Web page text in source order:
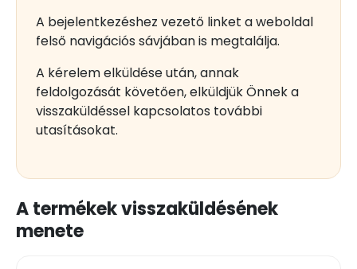
A bejelentkezéshez vezető linket a weboldal
felső navigációs sávjában is megtalálja.
A kérelem elküldése után, annak
feldolgozását követően, elküldjük Önnek a
visszaküldéssel kapcsolatos további
utasításokat.
A termékek visszaküldésének
menete